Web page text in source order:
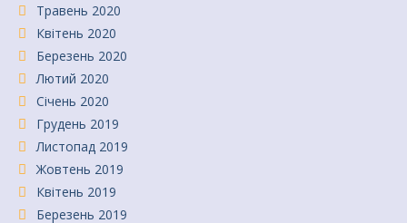
Травень 2020
Квітень 2020
Березень 2020
Лютий 2020
Січень 2020
Грудень 2019
Листопад 2019
Жовтень 2019
Квітень 2019
Березень 2019